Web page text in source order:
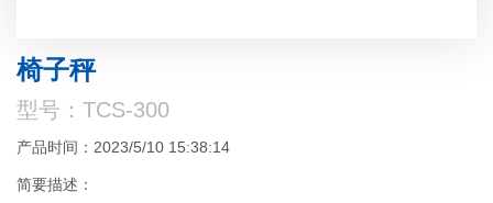
椅子秤
型号：TCS-300
产品时间：2023/5/10 15:38:14
简要描述：